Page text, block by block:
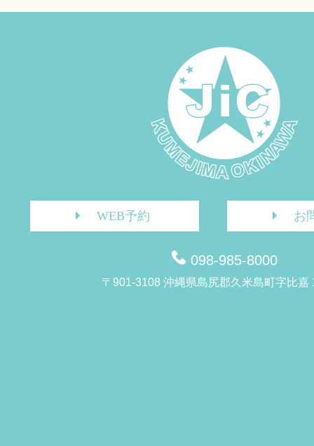
WEB予約 お
098-985-8000
〒901-3108 沖縄県島尻郡久米島町字比嘉